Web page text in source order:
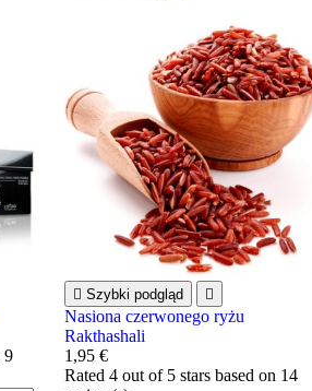
9
 Szybki podgląd 
Nasiona czerwonego ryżu
Rakthashali
1,95 €
Rated 4out of 5 stars based on 14